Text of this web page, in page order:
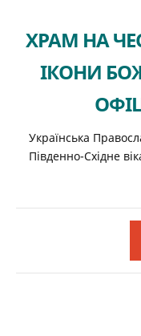
ХРАМ НА
ІКОНИ
Українська
Південно-Східне